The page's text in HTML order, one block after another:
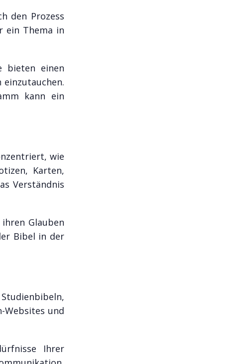
den Prozess
ein Thema in
bieten einen
kann ein
wie
Karten,
Verständnis
Glauben
Bibel in der
Websites und
Ihrer